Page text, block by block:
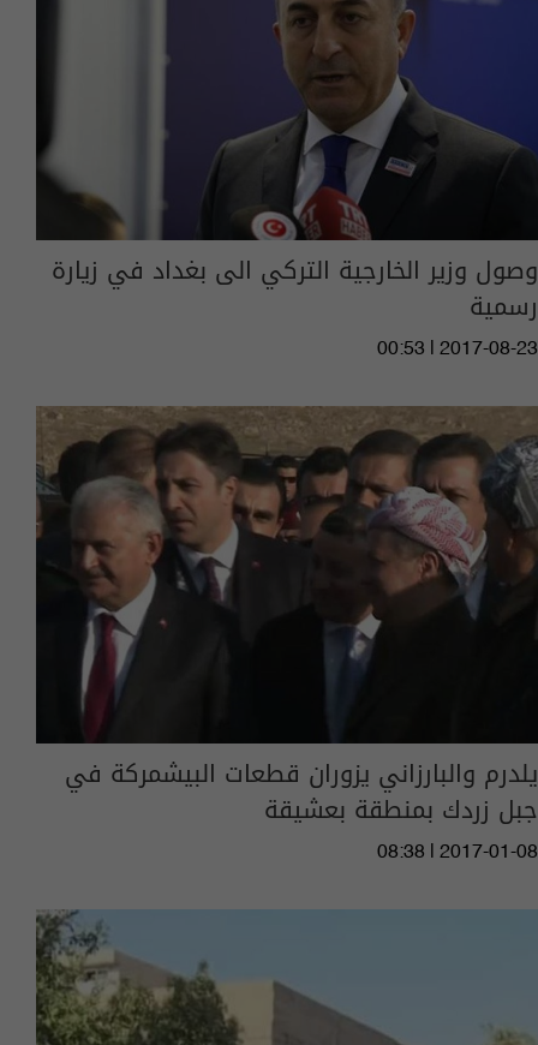
وصول وزير الخارجية التركي الى بغداد في زيارة
رسمية
00:53 | 2017-08-23
يلدرم والبارزاني يزوران قطعات البيشمركة في
جبل زردك بمنطقة بعشيقة
08:38 | 2017-01-08